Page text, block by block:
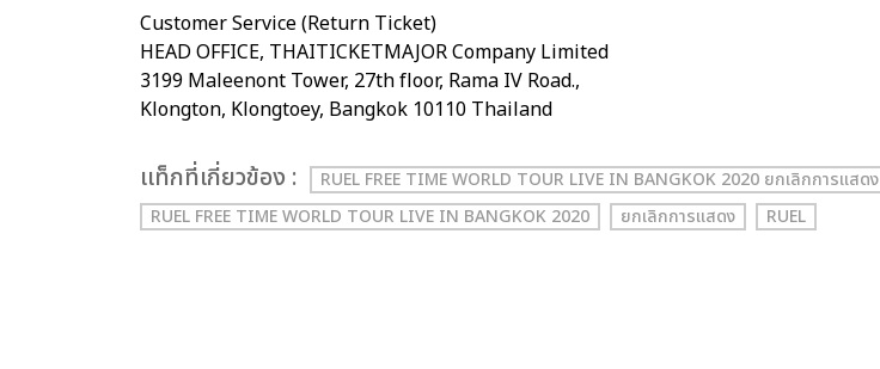
Customer Service (Return Ticket)
HEAD OFFICE, THAITICKETMAJOR Company Limited
3199 Maleenont Tower, 27th floor, Rama IV Road.,
Klongton, Klongtoey, Bangkok 10110 Thailand
เเท็กที่เกี่ยวข้อง :
RUEL FREE TIME WORLD TOUR LIVE IN BANGKOK 2020 ยกเลิกการเเสดง
RUEL FREE TIME WORLD TOUR LIVE IN BANGKOK 2020
ยกเลิกการแสดง RUEL